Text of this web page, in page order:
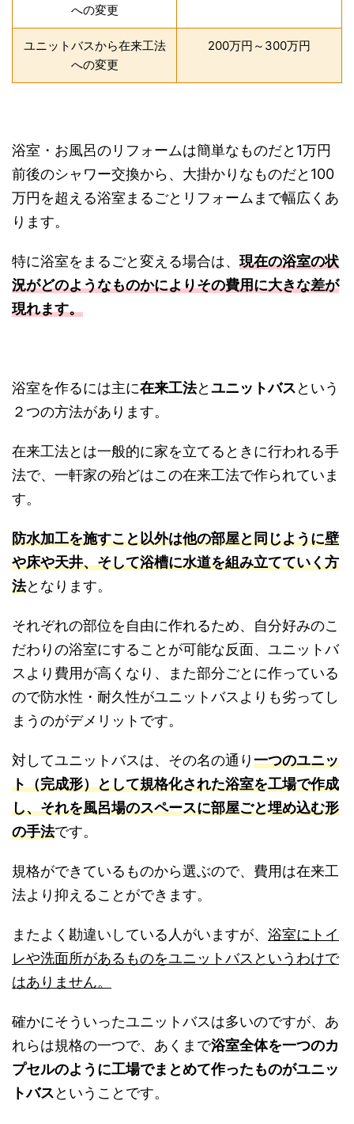
への変更
ユニットバスから在来工法
への変更
200万円～300万円
浴室・お風呂のリフォームは簡単なものだと1万円
前後のシャワー交換から、大掛かりなものだと100
万円を超える浴室まるごとリフォームまで幅広くあ
ります。
特に浴室をまるごと変える場合は、 現在の浴室の状
況がどのようなものかによりその費用に大きな差が
現れます。
浴室を作るには主に在来工法とユニットバスという
２つの方法があります。
在来工法とは一般的に家を立てるときに行われる手
法で、一軒家の殆どはこの在来工法で作られていま
す。
防水加工を施すこと以外は他の部屋と同じように壁
や床や天井、そして浴槽に水道を組み立てていく方
法となります。
それぞれの部位を自由に作れるため、自分好みのこ
だわりの浴室にすることが可能な反面、ユニットバ
スより費用が高くなり、また部分ごとに作っている
ので防水性・耐久性がユニットバスよりも劣ってし
まうのがデメリットです。
対してユニットバスは、その名の通り一つのユニッ
ト（完成形）として規格化された浴室を工場で作成
し、それを風呂場のスペースに部屋ごと埋め込む形
の手法です。
規格ができているものから選ぶので、費用は在来工
法より抑えることができます。
またよく勘違いしている人がいますが、 浴室にトイ
レや洗面所があるものをユニットバスというわけで
はありません。
確かにそういったユニットバスは多いのですが、あ
れらは規格の一つで、あくまで浴室全体を一つのカ
プセルのように工場でまとめて作ったものがユニッ
トバスということです。